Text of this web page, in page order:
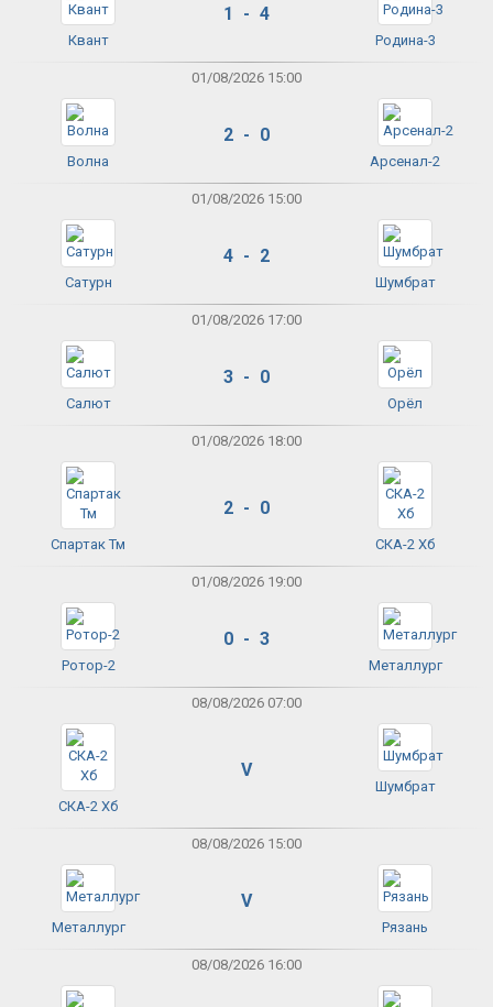
Квант
1 - 4
Родина-3
01/08/2026 15:00
Волна
2 - 0
Арсенал-2
01/08/2026 15:00
Сатурн
4 - 2
Шумбрат
01/08/2026 17:00
Салют
3 - 0
Орёл
01/08/2026 18:00
Спартак Тм
2 - 0
СКА-2 Хб
01/08/2026 19:00
Ротор-2
0 - 3
Металлург
08/08/2026 07:00
СКА-2 Хб
V
Шумбрат
08/08/2026 15:00
Металлург
V
Рязань
08/08/2026 16:00